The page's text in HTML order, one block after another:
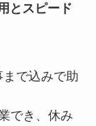
とスピード
まで込みで助
でき、休み